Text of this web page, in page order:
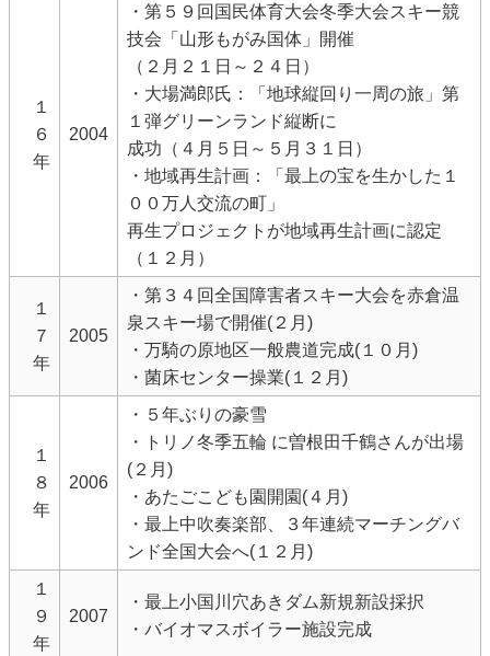
１
６
年
2004
・第５９回国民体育大会冬季大会スキー競
技会「山形もがみ国体」開催
（２月２１日～２４日）
・大場満郎氏：「地球縦回り一周の旅」第
１弾グリーンランド縦断に
成功（４月５日～５月３１日）
・地域再生計画：「最上の宝を生かした１
００万人交流の町」
再生プロジェクトが地域再生計画に認定
（１２月）
１
７
年
2005
・第３４回全国障害者スキー大会を赤倉温
泉スキー場で開催(２月)
・万騎の原地区一般農道完成(１０月)
・菌床センター操業(１２月)
１
８
年
2006
・５年ぶりの豪雪
・トリノ冬季五輪 に曽根田千鶴さんが出場
(２月)
・あたごこども園開園(４月)
・最上中吹奏楽部、３年連続マーチングバ
ンド全国大会へ(１２月)
１
９
年
2007
・最上小国川穴あきダム新規新設採択
・バイオマスボイラー施設完成